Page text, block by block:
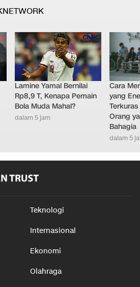
Lamine Yamal Bernilai
Rp8,9 T, Kenapa Pemain
Bola Muda Mahal?
dalam 5 jam
Cara
yang
Orang
Bahagia
dalam 5
Teknologi
Internasional
Ekonomi
Olahraga